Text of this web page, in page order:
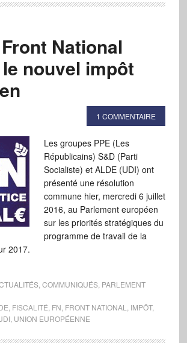
National
nouvel impôt
1 COMMENTAIRE
Les groupes PPE (Les
Républicains) S&D (Parti
Socialiste) et ALDE (UDI) ont
présenté une résolution
commune hier, mercredi 6 juillet
2016, au Parlement européen
sur les priorités stratégiques du
programme de travail de la
2017.
, COMMUNIQUÉS, PARLEMENT
FISCALITÉ FN FRONT NATIONAL IMPÔT,
, UNION EUROPÉENNE